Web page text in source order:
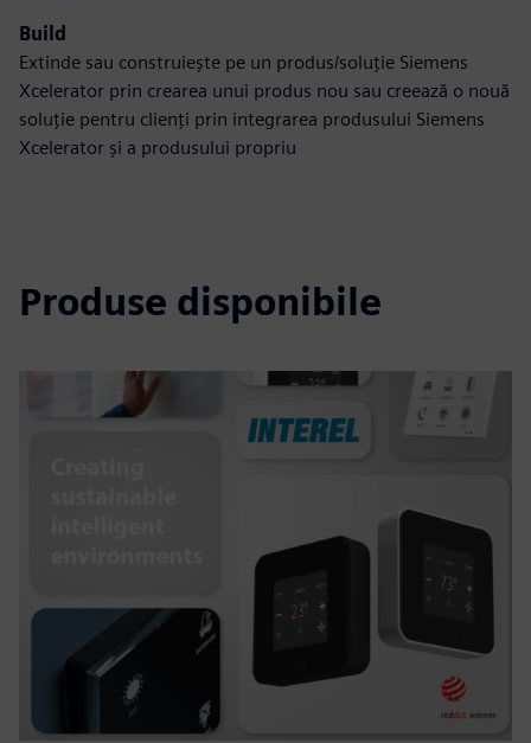
Build
Extinde sau construiește pe un produs/soluție Siemens
Xcelerator prin crearea unui produs nou sau creează o nouă
soluție pentru clienți prin integrarea produsului Siemens
Xcelerator și a produsului propriu
Produse disponibile